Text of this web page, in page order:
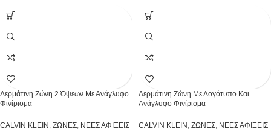
Δερμάτινη Ζώνη 2 Όψεων Με Ανάγλυφο
Φινίρισμα
CALVIN KLEIN , ΖΩΝΕΣ, ΝΕΕΣ ΑΦΙΞΕΙΣ
Δερμάτινη Ζώνη Με Λογότυπο Και
Ανάγλυφο Φινίρισμα
CALVIN KLEIN , ΖΩΝΕΣ, ΝΕΕΣ ΑΦΙΞΕΙΣ